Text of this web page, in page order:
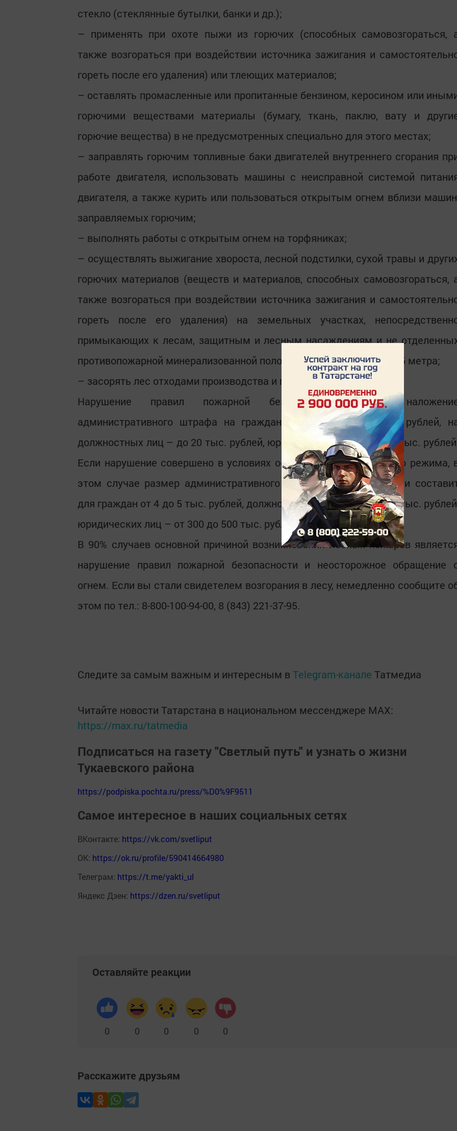
стекло (стеклянные бутылки, банки и др.);
– применять при охоте пыжи из горючих (способных самовозгораться,
также возгораться при воздействии источника зажигания и
гореть после его удаления) или тлеющих материалов;
– оставлять промасленные или пропитанные бензином, керосином или
горючими веществами материалы (бумагу, ткань, паклю, вату и
горючие вещества) в не предусмотренных специально для этого местах;
– заправлять горючим топливные баки двигателей внутреннего сгорания
работе двигателя, использовать машины с неисправной системой
двигателя, а также курить или пользоваться открытым огнем вблизи
заправляемых горючим;
– выполнять работы с открытым огнем на торфяниках;
– осуществлять выжигание хвороста, лесной подстилки, сухой травы и
горючих материалов (веществ и материалов, способных самовозгораться,
также возгораться при воздействии источника зажигания и
гореть после его удаления) на земельных участках,
примыкающих к лесам, защитным и лесным насаждениям и не
противопожарной минерализованной полосой шириной не менее 0,5 метра;
– засорять лес отходами производства и потребления.
Нарушение правил пожарной безопасности влечет
административного штрафа на граждан в размере до 3 тыс. рублей,
должностных лиц – до 20 тыс. рублей, юридических лиц – до 200 тыс.
Если нарушение совершено в условиях особого противопожарного режима,
этом случае размер административного штрафа увеличивается и
для граждан от 4 до 5 тыс. рублей, должностных лиц – от 20 до 40 тыс.
юридических лиц – от 300 до 500 тыс. рублей.
В 90% случаев основной причиной возникновения лесных пожаров
нарушение правил пожарной безопасности и неосторожное обращение
огнем. Если вы стали свидетелем возгорания в лесу, немедленно сообщите
этом по тел.: 8-800-100-94-00, 8 (843) 221-37-95.
Следите за самым важным и интересным в Telegram-канале Татмедиа
Читайте новости Татарстана в национальном мессенджере MАХ:
https://max.ru/tatmedia
Подписаться на газету "Светлый путь" и узнать о жизни
Тукаевского района
https://podpiska.pochta.ru/press/%D0%9F9511
Самое интересное в наших социальных сетях
ВКонтакте: https://vk.com/svetliput
ОК: https://ok.ru/profile/590414664980
Телеграм: https://t.me/yakti_ul
Яндекс Дзен: https://dzen.ru/svetliput
Оставляйте реакции
0 0 0 0 0
Расскажите друзьям